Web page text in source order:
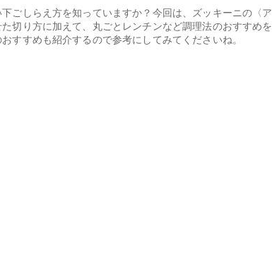
ごしらえ方を知っていますか？今回は、ズッキーニの〈ア
切り方に加えて、丸ごとレンチンなど調理法のおすすめを
すすめも紹介するので参考にしてみてくださいね。